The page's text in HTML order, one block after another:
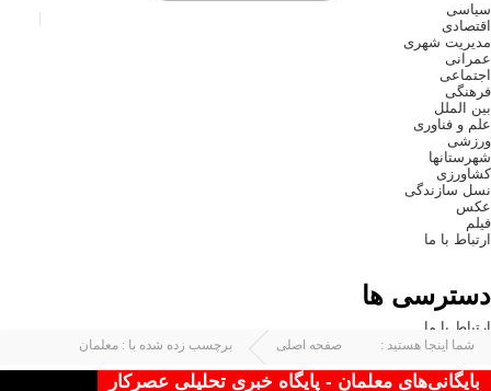
سیاسی
اقتصادی
مدیریت شهری
عمرانی
اجتماعی
فرهنگی
بین الملل
علم و فناوری
ورزشی
شهرستانها
کشاورزی
نسل سازندگی
عکس
فیلم
ارتباط با ما
دسترسی ها
ارتباط با ما
شما اینجا هستید : صفحه اصلی برچسب زده شده با : معلمان
بایگانی‌های معلمان - پایگاه خبری تحلیلی عصرکار